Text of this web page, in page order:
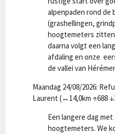
alpenpaden rond de
(grashellingen,
hoogtemeters
daarna volgt een
afdaling en onze
de vallei van
Maandag 24/08/2026:
Laurent (↔14,0km ↑688
Een langere dag
hoogtemeters. We